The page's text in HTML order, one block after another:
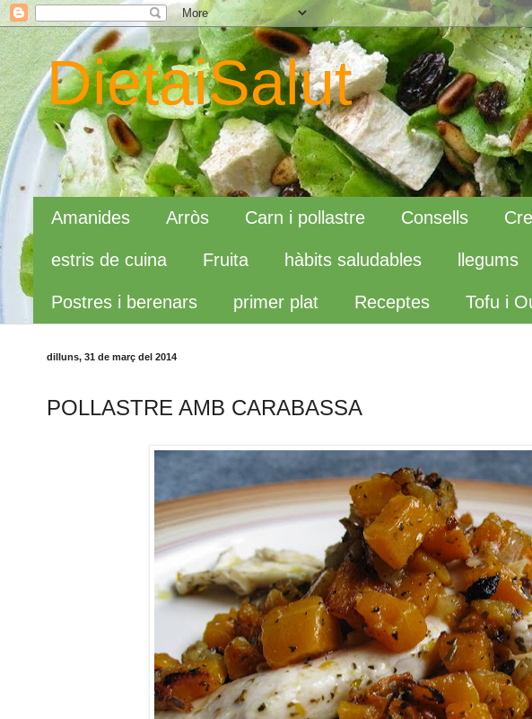
DietaiSalut
Amanides Arròs Carn i pollastre Consells
estris de cuina Fruita hàbits saludables llegums
Postres i berenars primer plat Receptes Tofu i
dilluns, 31 de març del 2014
POLLASTRE AMB CARABASSA